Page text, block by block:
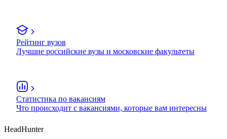
Рейтинг вузов
Лучшие российские вузы и московские факультеты
Статистика по вакансиям
Что происходит с вакансиями, которые вам интересны
HeadHunter